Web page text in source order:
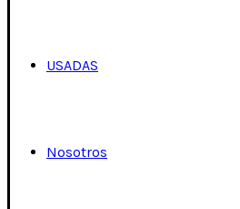
USADAS
Nosotros